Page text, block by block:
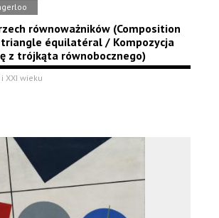
równoważników (Composition
équilatéral / Kompozycja
z trójkąta równobocznego)
XXI wieku